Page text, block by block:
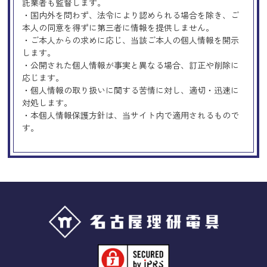
託業者も監督します。
・国内外を問わず、法令により認められる場合を除き、ご
本人の同意を得ずに第三者に情報を提供しません。
・ご本人からの求めに応じ、当該ご本人の個人情報を開示
します。
・公開された個人情報が事実と異なる場合、訂正や削除に
応じます。
・個人情報の取り扱いに関する苦情に対し、適切・迅速に
対処します。
・本個人情報保護方針は、当サイト内で適用されるもので
す。
Googleアナリティクスの使用につい
当サイトでは、より良いサービスの提供、またユーザビリ
ティの向上のため、Googleアナリティクスを使用し、当サ
イトの利用状況などのデータ収集及び解析を行っておりま
す。その際、「Cookie」を通じて、Googleがお客様のIPア
ドレスなどの情報を収集する場合がありますが、